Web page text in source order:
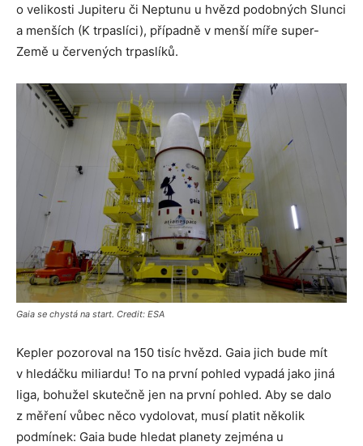
o velikosti Jupiteru či Neptunu u hvězd podobných Slunci
a menších (K trpaslíci), případně v menší míře super-
Země u červených trpaslíků.
Gaia se chystá na start. Credit: ESA
Kepler pozoroval na 150 tisíc hvězd. Gaia jich bude mít
v hledáčku miliardu! To na první pohled vypadá jako jiná
liga, bohužel skutečně jen na první pohled. Aby se dalo
z měření vůbec něco vydolovat, musí platit několik
podmínek: Gaia bude hledat planety zejména u